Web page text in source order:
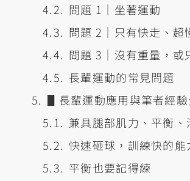
問題 1｜坐著運動
問題 2｜只有快走、超
問題 3｜沒有重量，或
長輩運動的常見問題
▋長輩運動應用與筆者經驗
兼具腿部肌力、平衡、
快速砸球，訓練快的能
平衡也要記得練